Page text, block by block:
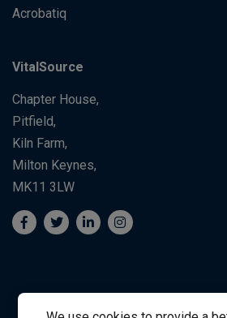
Acrobatiq
VitalSource
Chapter House,
Pitfield,
Kiln Farm,
Milton Keynes,
MK11 3LW